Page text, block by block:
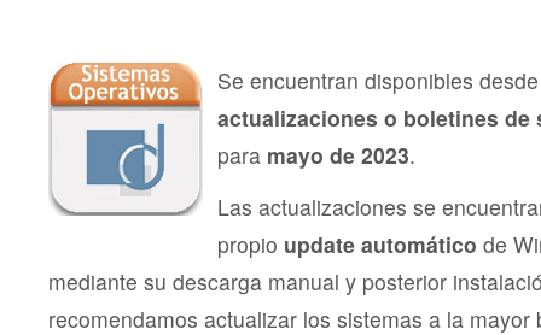
2023
Se encuentran disponibles
actualizaciones o boletines de
para mayo de 2023.
Las actualizaciones se
propio update automático de
mediante su descarga manual y posterior
recomendamos actualizar los sistemas a la mayor